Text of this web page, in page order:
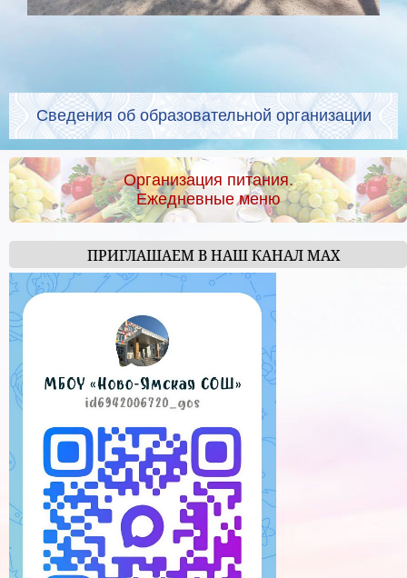
Сведения об образовательной организации
Организация питания.
Ежедневные меню
ПРИГЛАШАЕМ В НАШ КАНАЛ МАХ